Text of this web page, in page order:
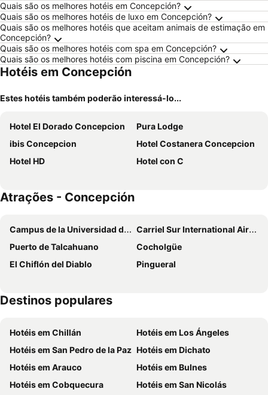
Quais são os melhores hotéis em Concepción?
Quais são os melhores hotéis de luxo em Concepción?
Quais são os melhores hotéis que aceitam animais de estimação em
Concepción?
Quais são os melhores hotéis com spa em Concepción?
Quais são os melhores hotéis com piscina em Concepción?
Hotéis em Concepción
Estes hotéis também poderão interessá-lo...
Hotel El Dorado Concepcion
Pura Lodge
ibis Concepcion
Hotel Costanera Concepcion
Hotel HD
Hotel con C
Atrações - Concepción
Campus de la Universidad de Concepción
Carriel Sur International Airport
Puerto de Talcahuano
Cocholgüe
El Chiflón del Diablo
Pingueral
Destinos populares
Hotéis em Chillán
Hotéis em Los Ángeles
Hotéis em San Pedro de la Paz Hotéis em Dichato
Hotéis em Arauco
Hotéis em Bulnes
Hotéis em Cobquecura
Hotéis em San Nicolás